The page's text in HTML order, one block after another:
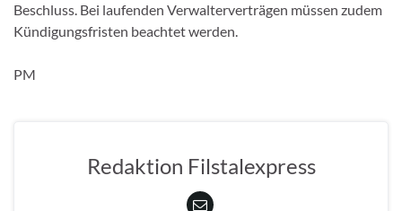
Beschluss. Bei laufenden Verwalterverträgen müssen zudem
Kündigungsfristen beachtet werden.
PM
Redaktion Filstalexpress